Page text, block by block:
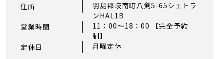
住所
羽島郡岐南町八剣5-65シェトラ
ンHAL1B
営業時間
11：00〜18：00 【完全予約
制】
定休日
月曜定休